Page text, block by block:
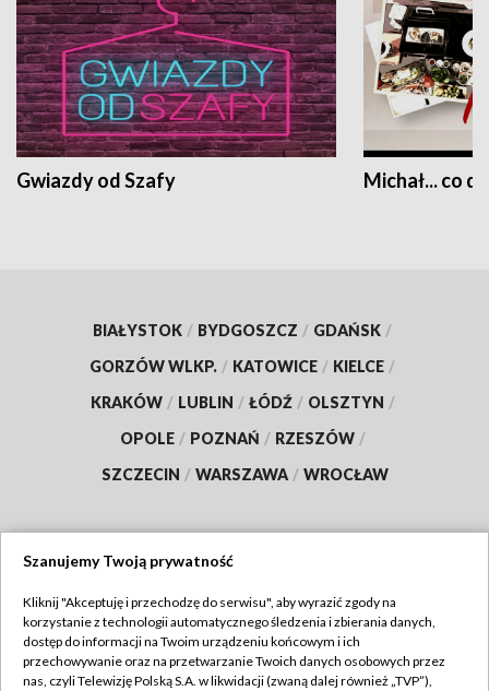
Gwiazdy od Szafy Michał... co
BIAŁYSTOK / BYDGOSZCZ / GDAŃSK /
GORZÓW WLKP. / KATOWICE / KIELCE /
KRAKÓW / LUBLIN / ŁÓDŹ / OLSZTYN /
OPOLE / POZNAŃ / RZESZÓW /
SZCZECIN / WARSZAWA / WROCŁAW
TVP
Abonament TVP
Regulamin TVP
Szanujemy Twoją prywatność
Kliknij "Akceptuję i przechodzę do serwisu", aby wyrazić zgody na
korzystanie z technologii automatycznego śledzenia i zbierania danych,
dostęp do informacji na Twoim urządzeniu końcowym i ich
przechowywanie oraz na przetwarzanie Twoich danych osobowych przez
nas, czyli Telewizję Polską S.A. w likwidacji (zwaną dalej również „TVP”),